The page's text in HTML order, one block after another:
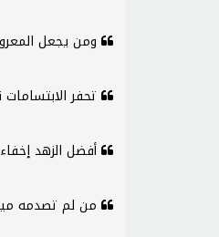
ومن يجعل
تحفر
أفضل الزهد
من لم تصدمه